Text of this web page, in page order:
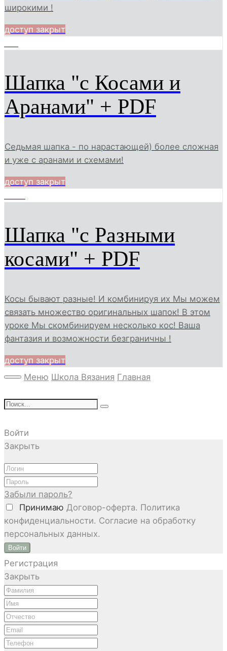
широкими !
доступ закрыт
Шапка "с Косами и
Аранами" + PDF
Седьмая шапка - по нарастающей) более сложная
и уже с аранами и схемами!
доступ закрыт
Шапка "с Разными
косами" + PDF
Косы бывают разные! И комбинируя их Мы можем
связать множество оригинальных шапок! В этом
уроке Мы скомбинируем несколько кос! Ваша
фантазия и возможности безграничны !
доступ закрыт
Меню Школа Вязания Главная
Войти
Закрыть
Забыли пароль?
Принимаю Договор-оферта. Политика
конфиденциальности. Согласие на обработку
персональных данных.
Войти
Регистрация
Закрыть